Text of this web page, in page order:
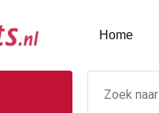
Home